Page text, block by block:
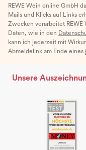
REWE Wein online GmbH
Mails und Klicks auf Links
Zwecken verarbeitet
Daten, wie in den
kann ich jederzeit mit
Abmeldelink am Ende
Unsere